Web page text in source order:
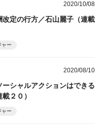
2020/10/08
改定の行方／石山麗子（連載
ャー
2020/08/10
シャルアクションはできる
２０）
ャー